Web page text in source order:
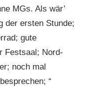
MGs. Als wär’
der ersten Stunde;
gute
Festsaal; Nord-
noch mal
“